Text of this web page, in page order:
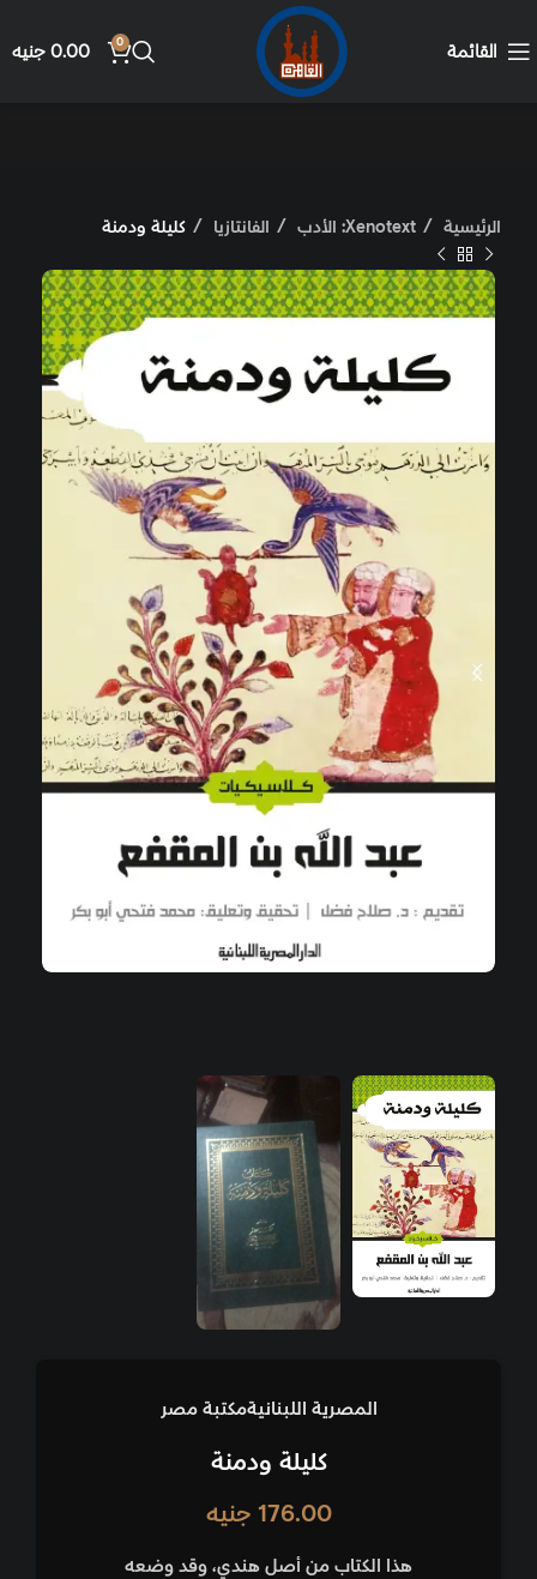
القائمة 0
0.00 جنيه
الرئيسية Xenotext: الأدب الفانتازيا كليلة ودمنة
المصرية اللبنانيةمكتبة مصر
كليلة ودمنة
176.00 جنيه
هذا الكتاب من أصل هندي، وقد وضعه